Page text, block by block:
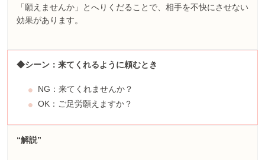
「願えませんか」とへりくだることで、相手を不快にさせない
効果があります。
◆シーン：来てくれるように頼むとき
NG：来てくれませんか？
OK：ご足労願えますか？
“解説”